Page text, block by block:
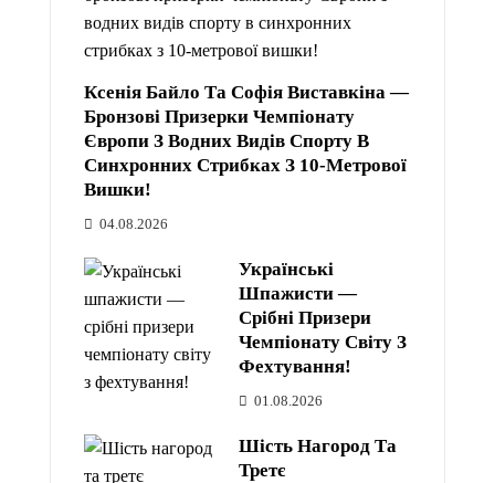
Ксенія Байло Та Софія Виставкіна —
Бронзові Призерки Чемпіонату
Європи З Водних Видів Спорту В
Синхронних Стрибках З 10-Метрової
Вишки!
04.08.2026
Українські
Шпажисти —
Срібні Призери
Чемпіонату Світу З
Фехтування!
01.08.2026
Шість Нагород Та
Третє